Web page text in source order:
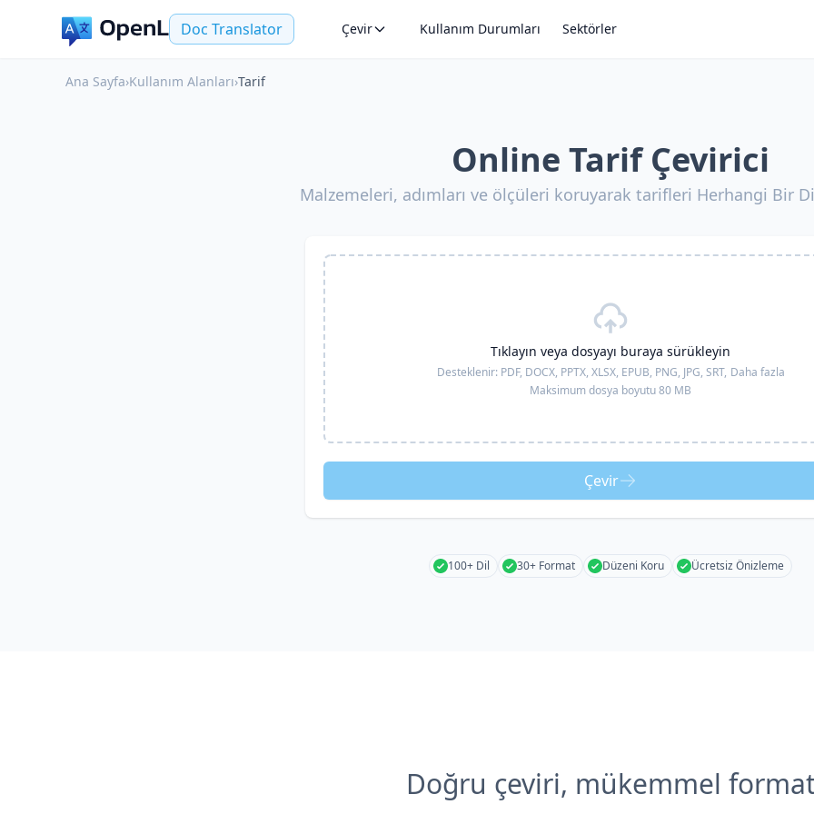
Doc Translator Çevir Kullanım Durumları Sektörler
Ana Sayfa›Kullanım Alanları›Tarif
Online Tarif Çevirici
Malzemeleri, adımları ve ölçüleri koruyarak tarifleri Herhangi Bir
Tıklayın veya dosyayı buraya sürükleyin
Desteklenir: PDF, DOCX, PPTX, XLSX, EPUB, PNG, JPG, SRT, Daha fazla
Maksimum dosya boyutu 80 MB
Çevir
100+ Dil 30+ Format Düzeni Koru Ücretsiz Önizleme
Doğru çeviri, mükemmel